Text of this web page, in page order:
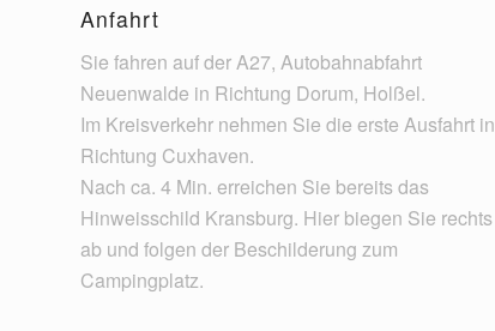
Anfahrt
Sie fahren auf der A27, Autobahnabfahrt
Neuenwalde in Richtung Dorum, Holßel.
Im Kreisverkehr nehmen Sie die erste Ausfahrt in
Richtung Cuxhaven.
Nach ca. 4 Min. erreichen Sie bereits das
Hinweisschild Kransburg. Hier biegen Sie rechts
ab und folgen der Beschilderung zum
Campingplatz.